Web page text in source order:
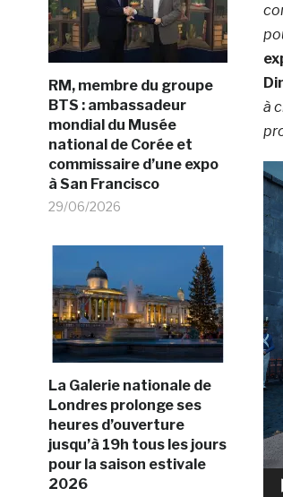
RM, membre du groupe
BTS : ambassadeur
mondial du Musée
national de Corée et
commissaire d’une expo
à San Francisco
29/06/2026
La Galerie nationale de
Londres prolonge ses
heures d’ouverture
jusqu’à 19h tous les jours
pour la saison estivale
2026
à